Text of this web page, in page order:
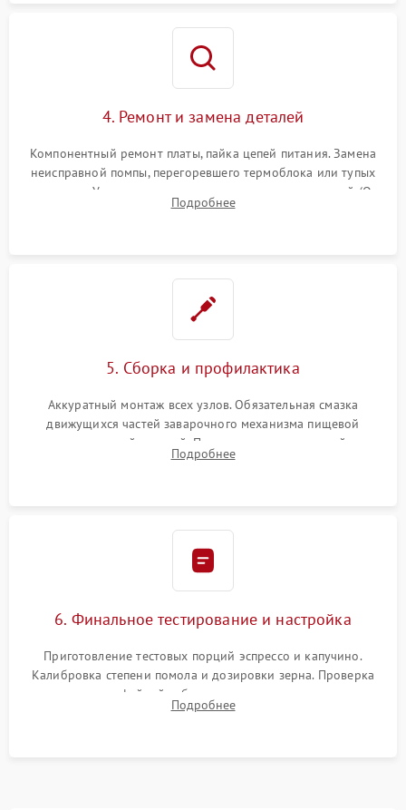
4. Ремонт и замена деталей
Компонентный ремонт платы, пайка цепей питания. Замена
неисправной помпы, перегоревшего термоблока или тупых
жерновов. Установка новых силиконовых уплотнителей (O-
ring) и тефлоновых трубок для надежного устранения
Подробнее
5. Сборка и профилактика
Аккуратный монтаж всех узлов. Обязательная смазка
движущихся частей заварочного механизма пищевой
силиконовой смазкой. Проведение программной
декальцинации и очистки системы от кофейных масел.
Подробнее
6. Финальное тестирование и настройка
Приготовление тестовых порций эспрессо и капучино.
Калибровка степени помола и дозировки зерна. Проверка
плотности кофейной таблетки, температуры напитка и
качества молочной пены. Контроль отсутствия посторонних
Подробнее